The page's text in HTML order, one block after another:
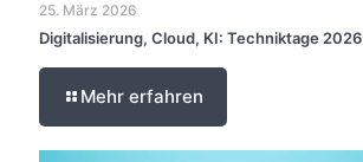
25. März 2026
Digitalisierung, Cloud, KI: Techniktage 2026
Mehr erfahren